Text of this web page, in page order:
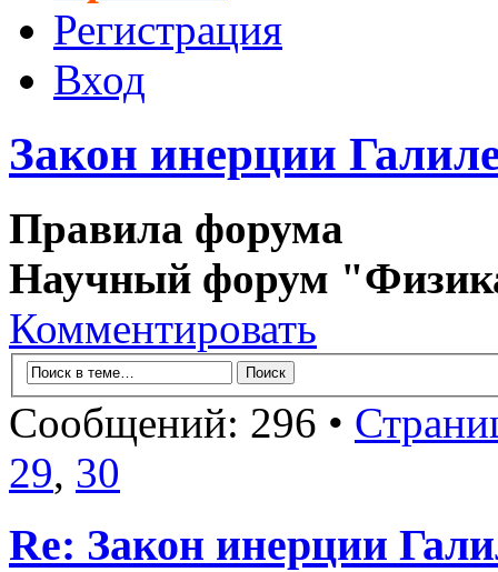
Регистрация
Вход
Закон инерции
Правила форума
Научный форум
Комментировать
Сообщений: 296 •
29, 30
Re: Закон инерции